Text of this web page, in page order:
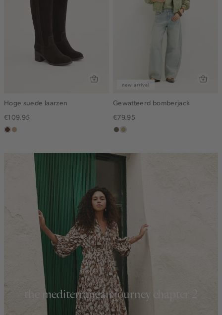
Hoge suede laarzen
€109.95
donkerbruin
zand
new arrival
Gewatteerd bomberjack
€79.95
middenbruin
lichtkhaki
the mediterranean journey chapter 2